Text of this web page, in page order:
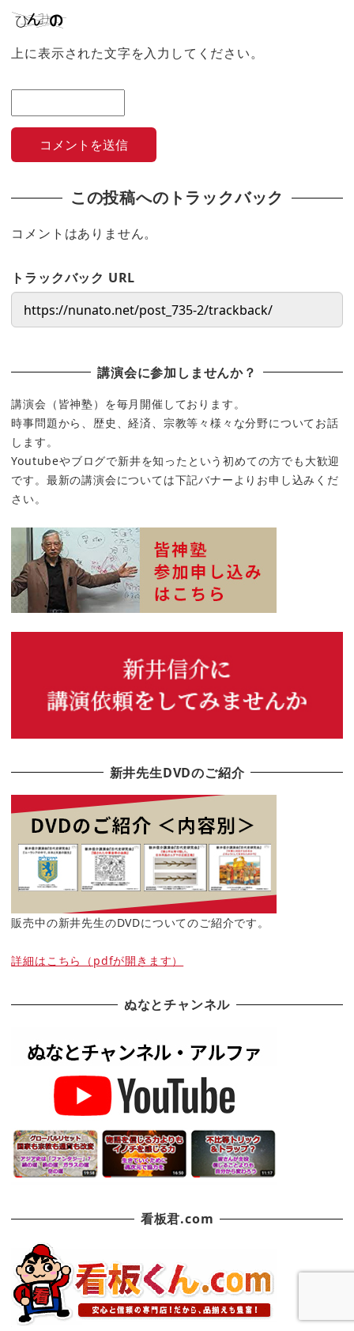
上に表示された文字を入力してください。
この投稿へのトラックバック
コメントはありません。
トラックバック URL
講演会に参加しませんか？
講演会（皆神塾）を毎月開催しております。
時事問題から、歴史、経済、宗教等々様々な分野についてお話
します。
Youtubeやブログで新井を知ったという初めての方でも大歓迎
です。最新の講演会については下記バナーよりお申し込みくだ
さい。
新井先生DVDのご紹介
販売中の新井先生のDVDについてのご紹介です。
詳細はこちら（pdfが開きます）
ぬなとチャンネル
看板君.com